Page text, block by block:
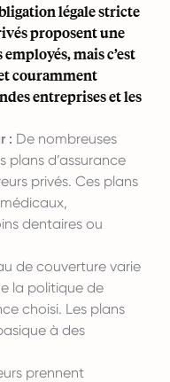
légale stricte
proposent une
employés, mais c’est
couramment
entreprises et les
: De nombreuses
plans d’assurance
privés. Ces plans
dentaires ou
de couverture varie
la politique de
choisi. Les plans
à des
prennent